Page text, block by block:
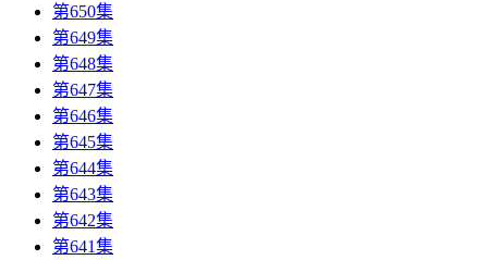
第650集
第649集
第648集
第647集
第646集
第645集
第644集
第643集
第642集
第641集